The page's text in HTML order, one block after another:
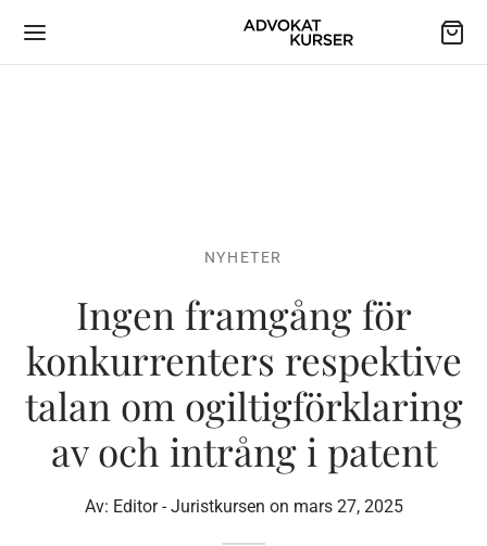
NYHETER
Ingen framgång för
konkurrenters respektive
talan om ogiltigförklaring
av och intrång i patent
Av: Editor - Juristkursen on mars 27, 2025